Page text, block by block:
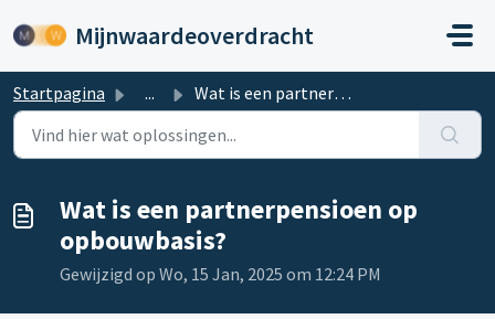
Mijnwaardeoverdracht
Startpagina ... Wat is een partnerpensioen op opbouwbasis?
Wat is een partnerpensioen op
opbouwbasis?
Gewijzigd op Wo, 15 Jan, 2025 om 12:24 PM